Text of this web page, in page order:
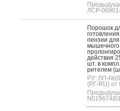
ЛСР-
По­рошок
пензии
мышеч­но­го
дей­ствия
шт. в
рите­лем
РУ: ЛП-
(РГ-RU) от
N015674/01